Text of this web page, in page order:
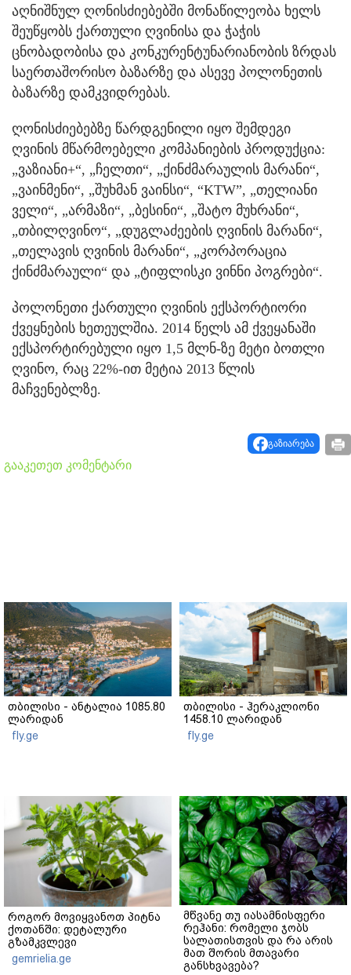
აღნიშნულ ღონისძიებებში მონაწილეობა ხელს
შეუწყობს ქართული ღვინისა და ჭაჭის
ცნობადობისა და კონკურენტუნარიანობის ზრდას
საერთაშორისო ბაზარზე და ასევე პოლონეთის
ბაზარზე დამკვიდრებას.
ღონისძიებებზე წარდგენილი იყო შემდეგი
ღვინის მწარმოებელი კომპანიების პროდუქცია:
„ვაზიანი+“, „ჩელთი“, „ქინძმარაულის მარანი“,
„ვაინმენი“, „შუხმან ვაინსი“, “KTW”, „თელიანი
ველი“, „არმაზი“, „ბესინი“, „შატო მუხრანი“,
„თბილღვინო“, „დუგლაძეების ღვინის მარანი“,
„თელავის ღვინის მარანი“, „კორპორაცია
ქინძმარაული“ და „ტიფლისკი ვინნი პოგრები“.
პოლონეთი ქართული ღვინის ექსპორტიორი
ქვეყნების ხეთეულშია. 2014 წელს ამ ქვეყანაში
ექსპორტირებული იყო 1,5 მლნ-ზე მეტი ბოთლი
ღვინო, რაც 22%-ით მეტია 2013 წლის
მაჩვენებლზე.
გაზიარება
გააკეთეთ კომენტარი
თბილისი - ანტალია 1085.80
ლარიდან
fly.ge
თბილისი - ჰერაკლიონი
1458.10 ლარიდან
fly.ge
როგორ მოვიყვანოთ პიტნა
ქოთანში: დეტალური
გზამკვლევი
gemrielia.ge
მწვანე თუ იასამნისფერი
რეჰანი: რომელი ჯობს
სალათისთვის და რა არის
მათ შორის მთავარი
განსხვავება?